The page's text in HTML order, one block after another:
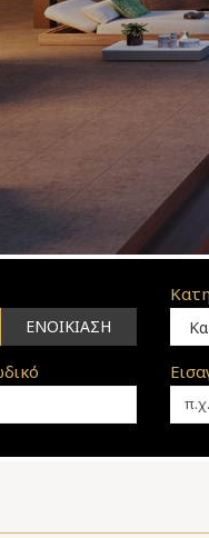
ΕΝΟΙΚΊΑΣΗ